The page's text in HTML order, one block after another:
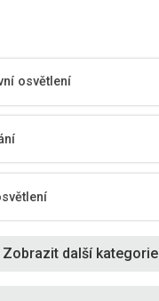
osvětlení
Zobrazit další kategorie